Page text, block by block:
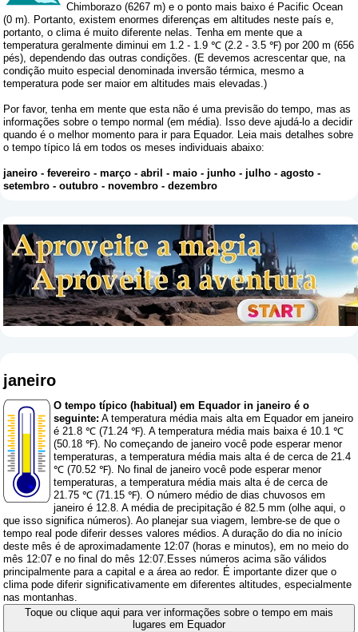
Chimborazo (6267 m) e o ponto mais baixo é Pacific Ocean
(0 m). Portanto, existem enormes diferenças em altitudes neste país e,
portanto, o clima é muito diferente nelas. Tenha em mente que a
temperatura geralmente diminui em 1.2 - 1.9 ℃ (2.2 - 3.5 ℉) por 200 m (656
pés), dependendo das outras condições. (E devemos acrescentar que, na
condição muito especial denominada inversão térmica, mesmo a
temperatura pode ser maior em altitudes mais elevadas.)
Por favor, tenha em mente que esta não é uma previsão do tempo, mas as
informações sobre o tempo normal (em média). Isso deve ajudá-lo a decidir
quando é o melhor momento para ir para Equador. Leia mais detalhes sobre
o tempo típico lá em todos os meses individuais abaixo:
janeiro -fevereiro -março -abril -maio - junho - julho -agosto -
setembro -outubro -novembro -dezembro
janeiro
O tempo típico (habitual) em Equador in janeiro é o
seguinte: A temperatura média mais alta em Equador em janeiro
é 21.8 ℃ (71.24 ℉). A temperatura média mais baixa é 10.1 ℃
(50.18 ℉). No começando de janeiro você pode esperar menor
temperaturas, a temperatura média mais alta é de cerca de 21.4
℃ (70.52 ℉). No final de janeiro você pode esperar menor
temperaturas, a temperatura média mais alta é de cerca de
21.75 ℃ (71.15 ℉). O número médio de dias chuvosos em
janeiro é 12.8. A média de precipitação é 82.5 mm (olhe aqui, o
que isso significa números). Ao planejar sua viagem, lembre-se de que o
tempo real pode diferir desses valores médios. A duração do dia no início
deste mês é de aproximadamente 12:07 (horas e minutos), em no meio do
mês 12:07 e no final do mês 12:07.Esses números acima são válidos
principalmente para a capital e a área ao redor. É importante dizer que o
clima pode diferir significativamente em diferentes altitudes, especialmente
nas montanhas.
Toque ou clique aqui para ver informações sobre o tempo em mais
lugares em Equador